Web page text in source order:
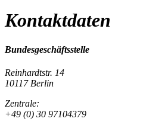
Kontaktdaten
Bundesgeschäftsstelle
Reinhardtstr. 14
10117 Berlin
Zentrale:
+49 (0) 30 97104379